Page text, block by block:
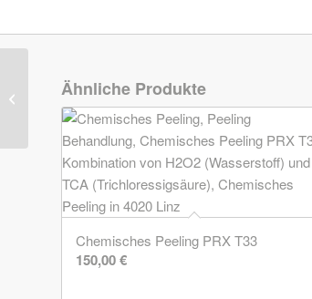
Ähnliche Produkte
Chemisches Peeling PRX T33
150,00€
Halsstraffung
Microneedling Linz